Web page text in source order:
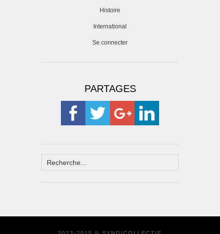
Histoire
International
Se connecter
PARTAGES